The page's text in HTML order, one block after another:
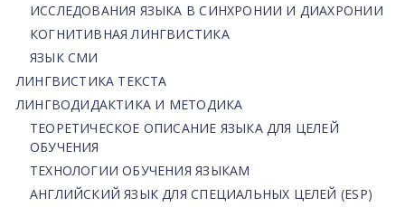
ИССЛЕДОВАНИЯ ЯЗЫКА В СИНХРОНИИ И ДИАХРОНИИ
КОГНИТИВНАЯ ЛИНГВИСТИКА
ЯЗЫК СМИ
ЛИНГВИСТИКА ТЕКСТА
ЛИНГВОДИДАКТИКА И МЕТОДИКА
ТЕОРЕТИЧЕСКОЕ ОПИСАНИЕ ЯЗЫКА ДЛЯ ЦЕЛЕЙ
ОБУЧЕНИЯ
ТЕХНОЛОГИИ ОБУЧЕНИЯ ЯЗЫКАМ
АНГЛИЙСКИЙ ЯЗЫК ДЛЯ СПЕЦИАЛЬНЫХ ЦЕЛЕЙ (ESP)